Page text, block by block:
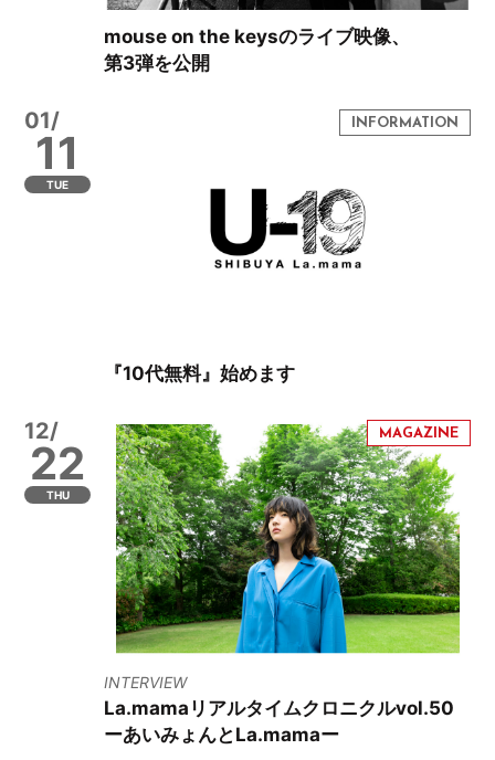
mouse on the keysのライブ映像、
第3弾を公開
01/
11
TUE
『10代無料』始めます
12/
22
THU
INTERVIEW
La.mamaリアルタイムクロニクルvol.50
ーあいみょんとLa.mamaー